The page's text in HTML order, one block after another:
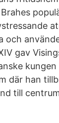
och
gav
kungen
där han
till